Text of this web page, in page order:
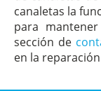
canaletas la
para
sección de
en la